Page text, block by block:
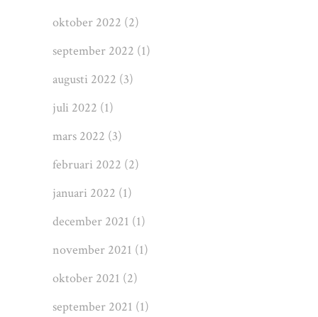
oktober 2022 (2)
september 2022 (1)
augusti 2022 (3)
juli 2022 (1)
mars 2022 (3)
februari 2022 (2)
januari 2022 (1)
december 2021 (1)
november 2021 (1)
oktober 2021 (2)
september 2021 (1)